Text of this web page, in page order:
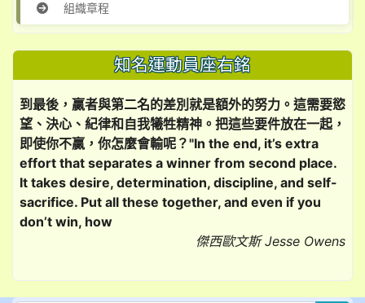
組織章程
知名運動員座右銘
到最後，贏者與第二名的差別就是額外的努力。這需要慾
望、決心、紀律和自我犧牲精神。把這些要件放在一起，
即使你不贏，你怎麼會輸呢？"In the end, it’s extra
effort that separates a winner from second place.
It takes desire, determination, discipline, and self-
sacrifice. Put all these together, and even if you
don’t win, how
傑西歐文斯 Jesse Owens